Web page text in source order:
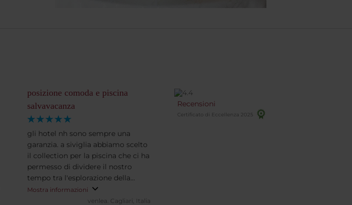
posizione comoda e piscina
salvavacanza
gli hotel nh sono sempre una
garanzia. a siviglia abbiamo scelto
il collection per la piscina che ci ha
permesso di dividere il nostro
tempo tra l'esplorazione della
torrida ma meravigliosa città e il
relax al fresco. posizione comoda
Mostra informazioni
venlea. Cagliari, Italia
Recensioni
Certificato di Eccellenza 2025